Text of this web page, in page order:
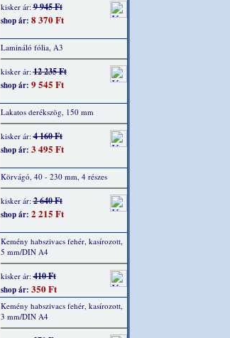
kisker ár:9 945 Ft
shop ár: 8 370 Ft
Lamináló fólia, A3
kisker ár:12 235 Ft
shop ár: 9 545 Ft
Lakatos derékszög, 150 mm
kisker ár:4 160 Ft
shop ár: 3 495 Ft
Körvágó, 40 - 230 mm, 4 részes
kisker ár:2 640 Ft
shop ár: 2 215 Ft
Kemény habszivacs fehér, kasírozott,
5 mm/DIN A4
kisker ár:410 Ft
shop ár: 350 Ft
Kemény habszivacs fehér, kasírozott,
3 mm/DIN A4